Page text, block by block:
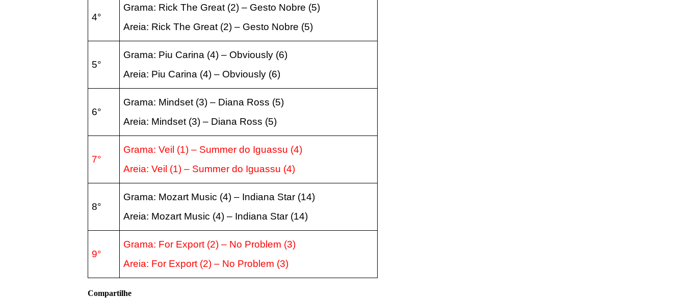
4°
Grama: Rick The Great (2) – Gesto Nobre (5)
Areia: Rick The Great (2) – Gesto Nobre (5)
5°
Grama: Piu Carina (4) – Obviously (6)
Areia: Piu Carina (4) – Obviously (6)
6°
Grama: Mindset (3) – Diana Ross (5)
Areia: Mindset (3) – Diana Ross (5)
7°
Grama: Veil (1) – Summer do Iguassu (4)
Areia:Veil (1) – Summer do Iguassu (4)
8°
Grama: Mozart Music (4) – Indiana Star (14)
Areia: Mozart Music (4) – Indiana Star (14)
9°
Grama: For Export (2) – No Problem (3)
Areia: For Export (2) – No Problem (3)
Compartilhe